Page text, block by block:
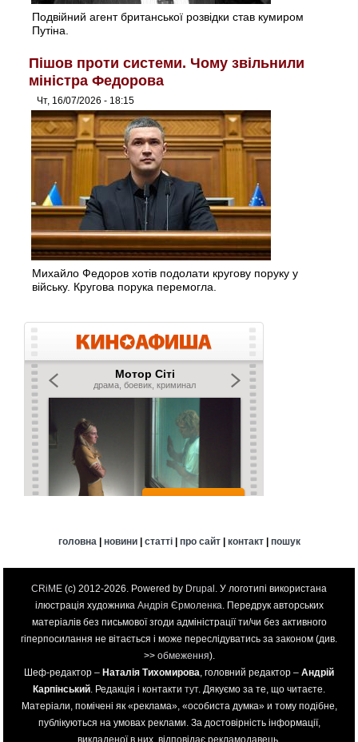
Подвійний агент британської розвідки став кумиром
Путіна.
Пішов проти системи. Чому звільнили
міністра Федорова
Чт, 16/07/2026 - 18:15
Михайло Федоров хотів подолати кругову поруку у
війську. Кругова порука перемогла.
головна| новини| статті| про сайт| контакт| пошук
CRiME (c) 2012-2026. Powered by Drupal . У логотипі використана
ілюстрація художника Андрія Єрмоленка. Передрук авторських
матеріалів без письмової згоди адміністрації ти/чи без активного
гіперпосилання не вітається і може переслідуватись за законом (див.
>> обмеження).
Шеф-редактор – Наталія Тихомирова, головний редактор – Андрій
Карпінський. Редакція і контакти тут. Дякуємо за те, що читаєте.
Матеріали, помічені як «реклама», «особиста думка» и тому подібне,
публікуються на умовах реклами. За достовірність інформації,